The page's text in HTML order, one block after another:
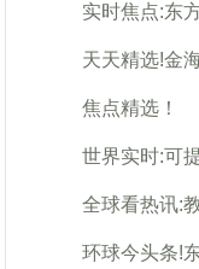
实时焦点:东
天天精选!金
焦点精选！
世界实时:可
全球看热讯:
环球今头条!